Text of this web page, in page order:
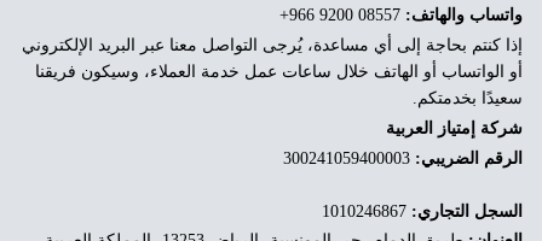
واتساب والهاتف:
إذا كنتم بحاجة إلى أي مساعدة، يُرجى التواصل معنا عبر البريد الإلكتروني
أو الواتساب أو الهاتف خلال ساعات عمل خدمة العملاء، وسيكون فريقنا
سعيدًا بخدمتكم.
شركة إمتياز العربية
الرقم الضريبي:
السجل التجاري: